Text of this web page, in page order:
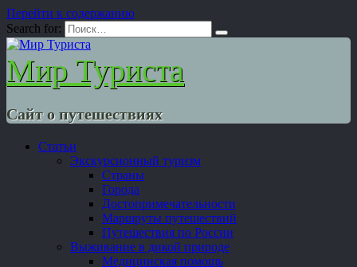
Перейти к содержанию
Search for:
Мир Туриста
Сайт о путешествиях
Статьи
Экскурсионный туризм
Страны
Города
Достопримечательности
Маршруты путешествий
Путешествия по России
Выживание в дикой природе
Медицинская помощь